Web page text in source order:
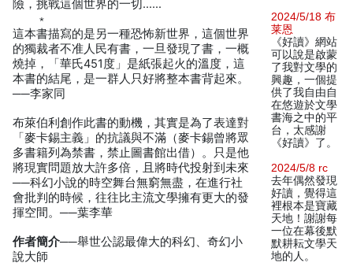
險，挑戰這個世界的一切……
﹡
這本書描寫的是另一種恐怖新世界，這個世界
的獨裁者不准人民有書，一旦發現了書，一概
燒掉，「華氏451度」是紙張起火的溫度，這
本書的結尾，是一群人只好將整本書背起來。
──李家同
布萊伯利創作此書的動機，其實是為了表達對
「麥卡錫主義」的抗議與不滿（麥卡錫曾將眾
多書籍列為禁書，禁止圖書館出借）。只是他
將現實問題放大許多倍，且將時代投射到未來
──科幻小說的時空舞台無窮無盡，在進行社
會批判的時候，往往比主流文學擁有更大的發
揮空間。──葉李華
作者簡介──舉世公認最偉大的科幻、奇幻小
說大師
2024/5/18 布
莱恩
《好讀》網站
可以說是啟蒙
了我對文學的
興趣，一個提
供了我自由自
在悠遊於文學
書海之中的平
台，太感謝
《好讀》了。
2024/5/8 rc
去年偶然發現
好讀，覺得這
裡根本是寶藏
天地！謝謝每
一位在幕後默
默耕耘文學天
地的人。